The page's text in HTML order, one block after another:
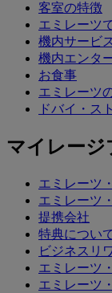
客室の特徴
エミレーツ
機内サービ
機内エンタ
お食事
エミレーツ
ドバイ・ス
マイレージ
エミレーツ
エミレーツ
提携会社
特典につい
ビジネスリ
エミレーツ
エミレーツ